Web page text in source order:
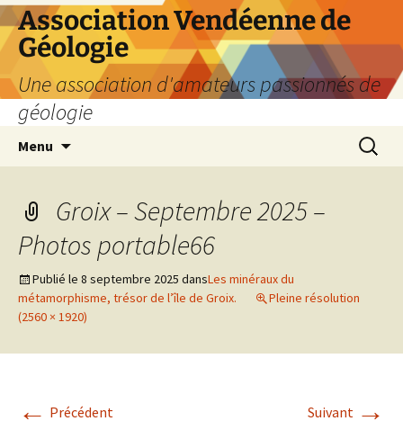
Aller
au
contenu
Association Vendéenne de
Géologie
Une association d'amateurs passionnés de
géologie
Menu
Groix – Septembre 2025 –
Photos portable66
Publié le 8 septembre 2025 dansLes minéraux du
métamorphisme, trésor de l’île de Groix.
Pleine résolution
(2560 × 1920)
← Précédent Suivant →